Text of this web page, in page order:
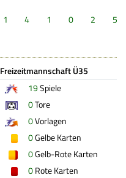
1 4 1 0 2 5
Freizeitmannschaft Ü35
19Spiele
0Tore
0Vorlagen
0Gelbe Karten
0Gelb-Rote Karten
0Rote Karten